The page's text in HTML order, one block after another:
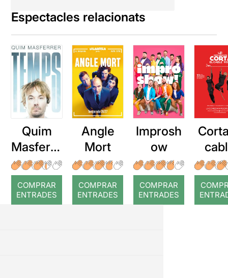
Espectacles relacionats
Quim
Masferre
r: Temps
COMPRAR
ENTRADES
Angle
Mort
COMPRAR
ENTRADES
Improsh
ow
COMPRAR
ENTRADES